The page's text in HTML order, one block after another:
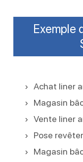
Exemple
Achat liner
Magasin
Vente liner
Pose
Magasin